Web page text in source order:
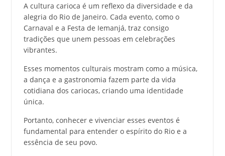
A cultura carioca é um reflexo da diversidade e da
alegria do Rio de Janeiro. Cada evento, como o
Carnaval e a Festa de Iemanjá, traz consigo
tradições que unem pessoas em celebrações
vibrantes.
Esses momentos culturais mostram como a música,
a dança e a gastronomia fazem parte da vida
cotidiana dos cariocas, criando uma identidade
única.
Portanto, conhecer e vivenciar esses eventos é
fundamental para entender o espírito do Rio e a
essência de seu povo.